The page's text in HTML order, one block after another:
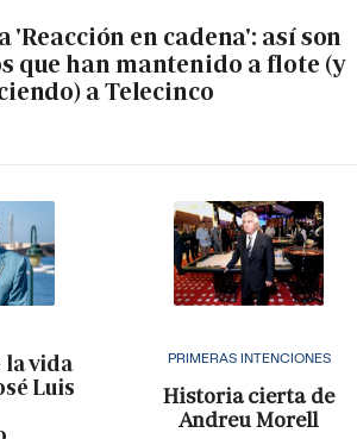
'Reacción en cadena': así son
que han mantenido a flote (y
a Telecinco
vida
Luis
PRIMERAS INTENCIONES
Historia cierta de
Andreu Morell